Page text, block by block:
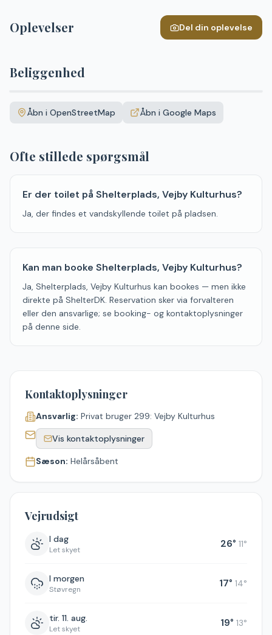
Oplevelser Del din oplevelse
Beliggenhed
+Åbn i OpenStreetMap Åbn i Google Maps
Ofte stillede spørgsmål
Er der toilet på Shelterplads, Vejby Kulturhus?
Ja, der findes et vandskyllende toilet på pladsen.
Kan man booke Shelterplads, Vejby Kulturhus?
Ja, Shelterplads, Vejby Kulturhus kan bookes — men ikke
direkte på ShelterDK. Reservation sker via forvalteren
eller den ansvarlige; se booking- og kontaktoplysninger
på denne side.
Kontaktoplysninger
Ansvarlig: Privat bruger 299: Vejby Kulturhus
Vis kontaktoplysninger
Sæson: Helårsåbent
Vejrudsigt
I dag
Let skyet 26° 11°
I morgen
Støvregn 17° 14°
tir. 11. aug.
Let skyet 19° 13°